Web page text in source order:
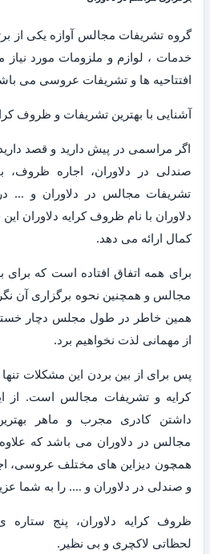
گروه تشریفات مجالس آوازه یکی از
خدمات ، لوازم و ملزومات مورد
افتتاحیه ها و تشریفات عروسی می
آشنایی با بهترین تشریفات و ظروف
اگر مراسمی در پیش دارید و قصد
صندلی در دلاوران، اجاره ظروف،
تشریفات مجالس در دلاوران و …
دلاوران با نام ظروف کرایه دلاوران
کمال ارائه می دهد.
برای همه اتفاق افتاده است که برای
مجالس و همچنین نحوه برگزاری آن
همین خاطر در طول مجلس دچار
از مهمانی لذت نخواهیم برد.
پس برای از بین بردن این مشکلات
کرایه و تشریفات مجالس است. از
داشتن کادری مجرب و ماهر
مجالس در دلاوران می باشد که
همچون دیزاین های مختلف عروسی،
و صندلی در دلاوران و …. را به شما
ظروف کرایه دلاوران، پنج ستاره
لحظاتی لاکچری و بی نظیر.